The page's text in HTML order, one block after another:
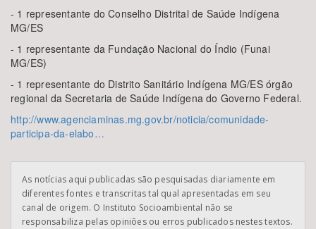
- 1 representante do Conselho Distrital de Saúde Indígena
MG/ES
- 1 representante da Fundação Nacional do Índio (Funai
MG/ES)
- 1 representante do Distrito Sanitário Indígena MG/ES órgão
regional da Secretaria de Saúde Indígena do Governo Federal.
http://www.agenciaminas.mg.gov.br/noticia/comunidade-
participa-da-elabo…
As notícias aqui publicadas são pesquisadas diariamente em
diferentes fontes e transcritas tal qual apresentadas em seu
canal de origem. O Instituto Socioambiental não se
responsabiliza pelas opiniões ou erros publicados nestes textos.